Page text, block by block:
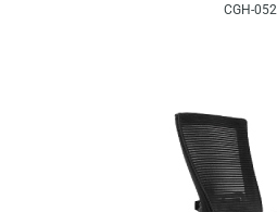
CGH-052